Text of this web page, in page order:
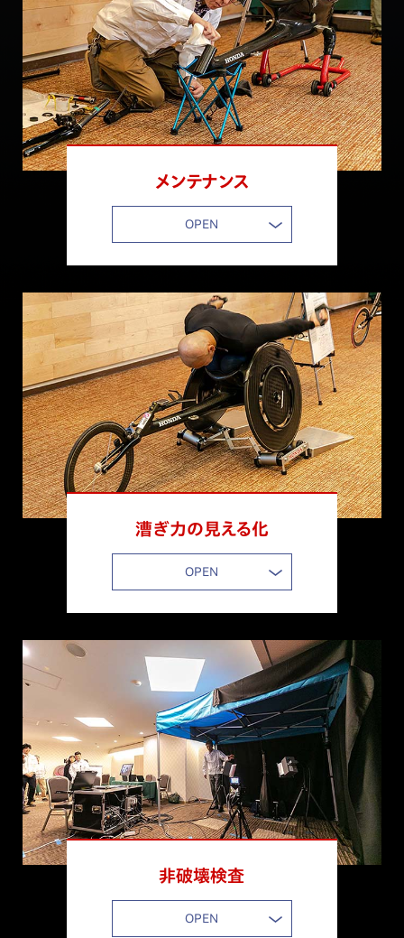
2025.4.18
岸澤宏樹選手との座談会記事を公開（外部サイト）
2025.3.7
東京マラソン結果を更新
2025.1.8
車いす陸上競技 カテリーヌ・デブルナー選手の動画を公開
2024.11.21
大分国際車いすマラソン結果を更新
ニューヨークシティマラソン大会結果を更新
シカゴマラソン大会結果を更新
2024.10.3
ベルリンマラソン大会結果を更新
2024.8.8
Hondaの技術を結集した車いすレーサーの開発秘話を公開
メンテナンス
OPEN
漕ぎ力の見える化
OPEN
非破壊検査
OPEN